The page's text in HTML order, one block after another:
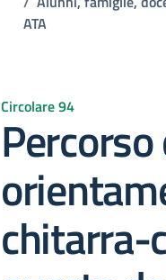
ATA
Circolare 94
Percorso
chitarra-